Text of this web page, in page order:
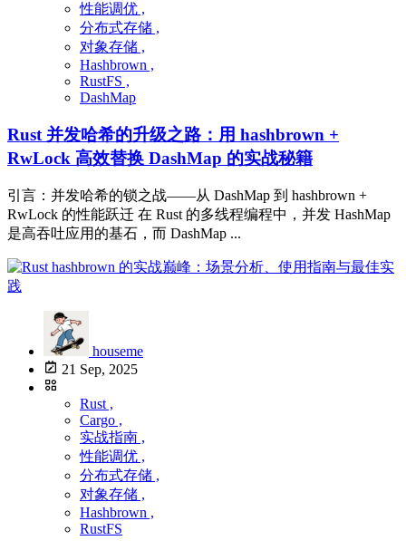
性能调优 ,
分布式存储 ,
对象存储 ,
Hashbrown ,
RustFS ,
DashMap
Rust 并发哈希的升级之路：用 hashbrown +
RwLock 高效替换 DashMap 的实战秘籍
引言：并发哈希的锁之战——从 DashMap 到 hashbrown +
RwLock 的性能跃迁 在 Rust 的多线程编程中，并发 HashMap
是高吞吐应用的基石，而 DashMap ...
houseme
21 Sep, 2025
Rust ,
Cargo ,
实战指南 ,
性能调优 ,
分布式存储 ,
对象存储 ,
Hashbrown ,
RustFS